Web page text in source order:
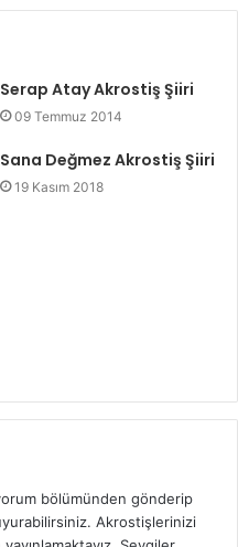
Serap Atay Akrostiş Şiiri
09 Temmuz 2014
Sana Değmez Akrostiş Şiiri
19 Kasım 2018
bölümünden gönderip
Akrostişlerinizi